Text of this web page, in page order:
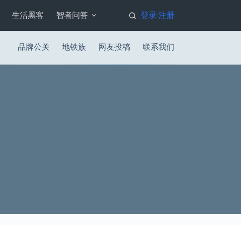
生活黑客 智者问答 登录/注册
品牌公关 地铁族 网友投稿 联系我们